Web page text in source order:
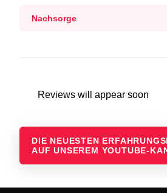
Nachsorge
Reviews will appear soon
DIE NEUESTEN
AUF UNSEREM YOUTUBE-